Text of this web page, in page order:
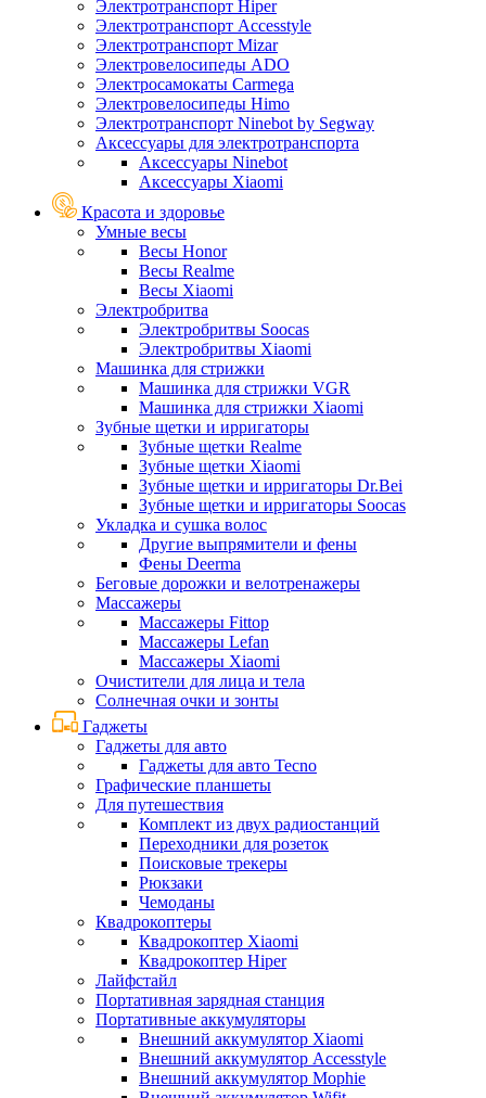
Электротранспорт Hiper
Электротранспорт Accesstyle
Электротранспорт Mizar
Электровелосипеды ADO
Электросамокаты Carmega
Электровелосипеды Himo
Электротранспорт Ninebot by Segway
Аксессуары для электротранспорта
Аксессуары Ninebot
Аксессуары Xiaomi
Красота и здоровье
Умные весы
Весы Honor
Весы Realme
Весы Xiaomi
Электробритва
Электробритвы Soocas
Электробритвы Xiaomi
Машинка для стрижки
Машинка для стрижки VGR
Машинка для стрижки Xiaomi
Зубные щетки и ирригаторы
Зубные щетки Realme
Зубные щетки Xiaomi
Зубные щетки и ирригаторы Dr.Bei
Зубные щетки и ирригаторы Soocas
Укладка и сушка волос
Другие выпрямители и фены
Фены Deerma
Беговые дорожки и велотренажеры
Массажеры
Массажеры Fittop
Массажеры Lefan
Массажеры Xiaomi
Очистители для лица и тела
Солнечная очки и зонты
Гаджеты
Гаджеты для авто
Гаджеты для авто Tecno
Графические планшеты
Для путешествия
Комплект из двух радиостанций
Переходники для розеток
Поисковые трекеры
Рюкзаки
Чемоданы
Квадрокоптеры
Квадрокоптер Xiaomi
Квадрокоптер Hiper
Лайфстайл
Портативная зарядная станция
Портативные аккумуляторы
Внешний аккумулятор Xiaomi
Внешний аккумулятор Accesstyle
Внешний аккумулятор Mophie